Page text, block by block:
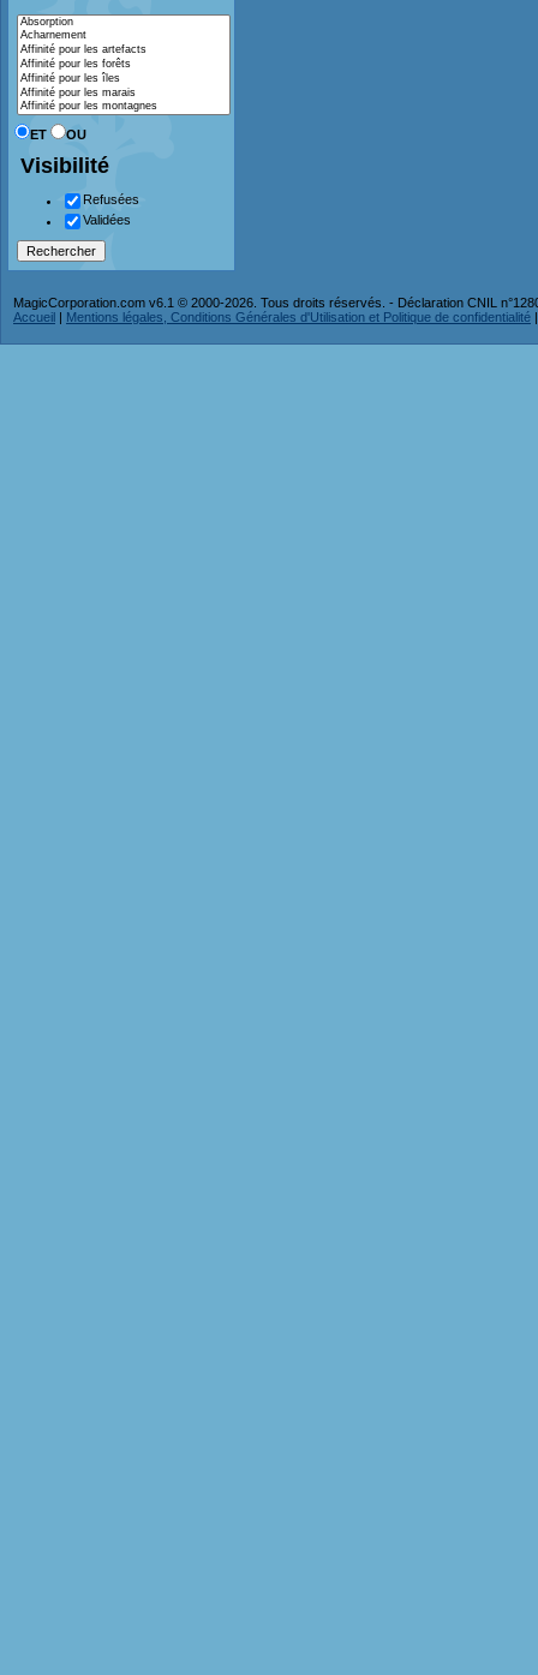
ET OU
Visibilité
Refusées
Validées
MagicCorporation.com v6.1 © 2000-2026. Tous droits réservés. - Déclaration CNIL
Accueil | Mentions légales, Conditions Générales d'Utilisation et Politique de confidentialité